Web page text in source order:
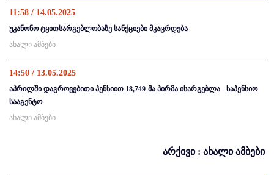
11:58 / 14.05.2025
უკანონო ტყითსარგებლობაზე სანქციები მკაცრდება
ახალი ამბები
14:50 / 13.05.2025
აპრილში დაგროვებითი პენსიით 18,749-მა პირმა ისარგებლა - საპენსიო
სააგენტო
ახალი ამბები
არქივი : ახალი ამბები